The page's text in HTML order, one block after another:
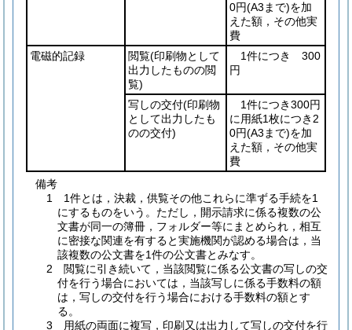
0円(A3まで)を加
えた額，その他実
費
電磁的記録
閲覧(印刷物として
出力したものの閲
覧)
1件につき 300
円
写しの交付(印刷物
として出力したも
のの交付)
1件につき300円
に用紙1枚につき2
0円(A3まで)を加
えた額，その他実
費
備考
1 1件とは，決裁，供覧その他これらに準ずる手続を1
にするものをいう。ただし，開示請求に係る複数の公
文書が同一の簿冊，フォルダー等にまとめられ，相互
に密接な関連を有すると実施機関が認める場合は，当
該複数の公文書を1件の公文書とみなす。
2 閲覧に引き続いて，当該閲覧に係る公文書の写しの交
付を行う場合においては，当該写しに係る手数料の額
は，写しの交付を行う場合における手数料の額とす
る。
3 用紙の両面に複写，印刷又は出力して写しの交付を行